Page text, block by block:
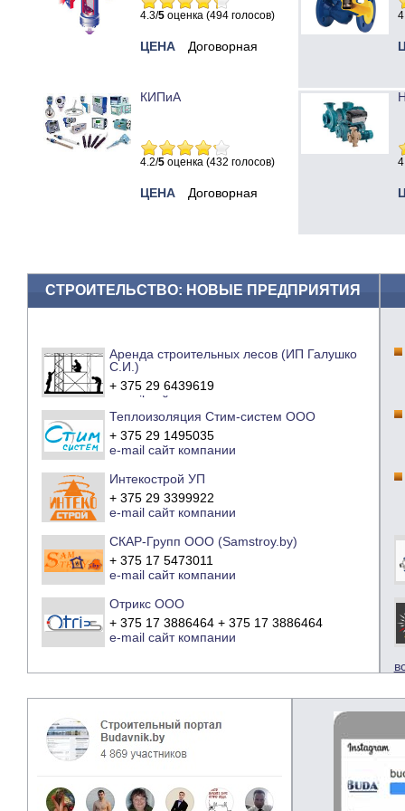
4.3/5 оценка (494 голосов)
ЦЕНА Договорная
КИПиА
4.2/5 оценка (432 голосов)
ЦЕНА Договорная
СТРОИТЕЛЬСТВО: НОВЫЕ ПРЕДПРИЯТИЯ
Аренда строительных лесов (ИП Галушко
С.И.)
+ 375 29 6439619
e-mail
сайт компании
Теплоизоляция Стим-систем ООО
+ 375 29 1495035
e-mail сайт компании
Интекострой УП
+ 375 29 3399922
e-mail сайт компании
СКАР-Групп ООО (Samstroy.by)
+ 375 17 5473011
e-mail сайт компании
Отрикс ООО
+ 375 17 3886464 + 375 17 3886464
e-mail сайт компании